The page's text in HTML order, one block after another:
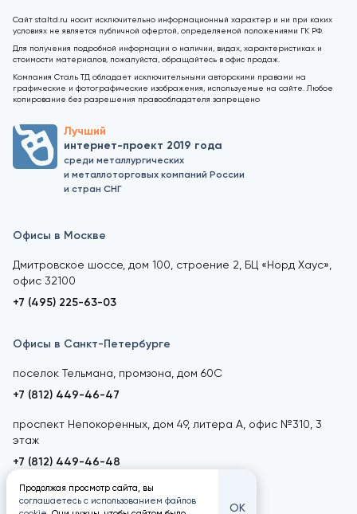
Сайт staltd.ru носит исключительно информационный характер и ни при каких
условиях не является публичной офертой, определяемой положениями ГК РФ.
Для получения подробной информации о наличии, видах, характеристиках и
стоимости материалов, пожалуйста, обращайтесь в офис продаж.
Компания Сталь ТД обладает исключительными авторскими правами на
графические и фотографические изображения, используемые на сайте. Любое
копирование без разрешения правообладателя запрещено
Лучший
интернет-проект 2019 года
среди металлургических
и металлоторговых компаний России
и стран СНГ
Офисы в Москве
Дмитровское шоссе, дом 100, строение 2, БЦ «Норд Хаус»,
офис 32100
+7 (495) 225-63-03
Офисы в Санкт-Петербурге
поселок Тельмана, промзона, дом 60С
+7 (812) 449-46-47
проспект Непокоренных, дом 49, литера А, офис №310, 3
этаж
+7 (812) 449-46-48
Продолжая просмотр сайта, вы
соглашаетесь с использованием файлов
ОК